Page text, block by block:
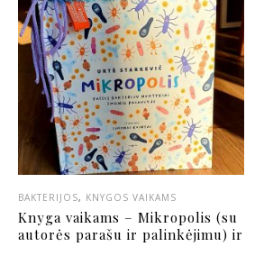
BAKTERIJOS, KNYGOS VAIKAMS
Knyga vaikams – Mikropolis (su
autorės parašu ir palinkėjimu) ir